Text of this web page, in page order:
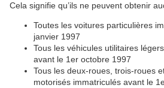
Cela signifie qu’ils ne peuvent obtenir
Toutes les voitures particulières
janvier 1997
Tous les véhicules utilitaires
avant le 1er octobre 1997
Tous les deux-roues, trois-roues
motorisés immatriculés avant le